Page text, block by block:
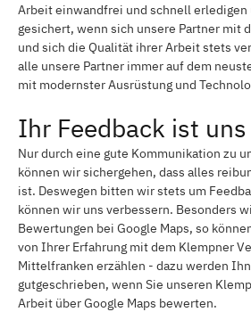
Arbeit einwandfrei und schnell erledigen
gesichert, wenn sich unsere Partner mit
und sich die Qualität ihrer Arbeit stets
alle unsere Partner immer auf dem
mit modernster Ausrüstung und
Ihr Feedback ist
Nur durch eine gute Kommunikation zu
können wir sichergehen, dass alles
ist. Deswegen bitten wir stets um
können wir uns verbessern. Besonders
Bewertungen bei Google Maps, so
von Ihrer Erfahrung mit dem Klempner
Mittelfranken erzählen - dazu werden
gutgeschrieben, wenn Sie unseren
Arbeit über Google Maps bewerten.